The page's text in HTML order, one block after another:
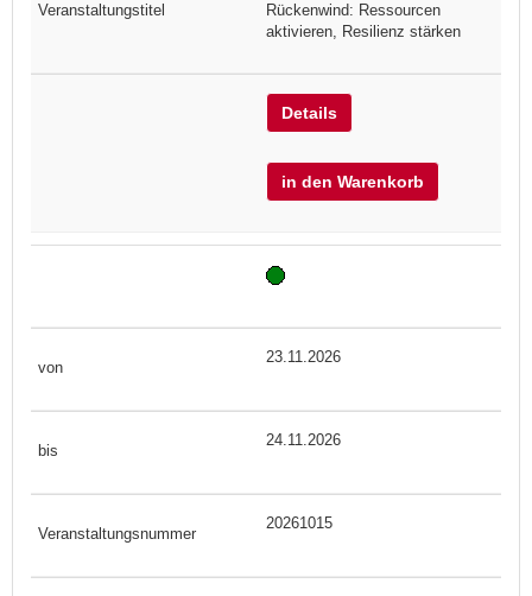
Rückenwind: Ressourcen
aktivieren, Resilienz stärken
Details
in den Warenkorb
23.11.2026
24.11.2026
20261015